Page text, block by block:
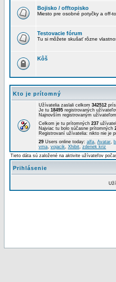
Bojisko / offtopisko
Miesto pre osobné potyčky a off-
Testovacie fórum
Tu si môžete skušať rôzne
Kôš
Kto je prítomný
Užívatelia zaslali celkom 342512
Je tu 18495 registrovaných
Najnovším registrovaným
Celkom je tu prítomných 237
Najviac tu bolo súčasne prítomných
Registrovaní užívatelia: nikto nie je
29 Users online today: alfa, Avatar,
vma, vojacik, Xhibit, zdenek kriz
Tieto dáta sú založené na aktivite užívateľov
Prihlásenie